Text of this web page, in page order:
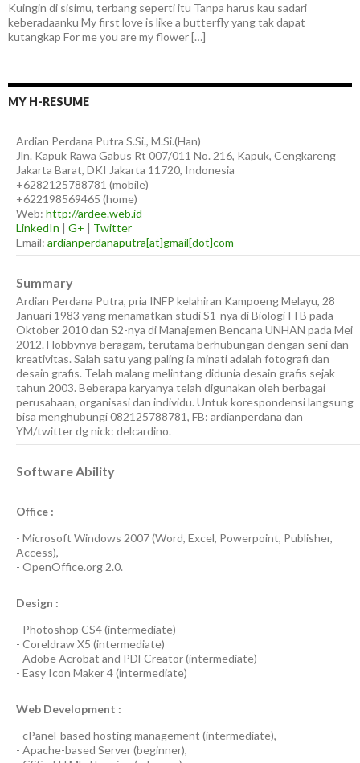
Kuingin di sisimu, terbang seperti itu Tanpa harus kau sadari
keberadaanku My first love is like a butterfly yang tak dapat
kutangkap For me you are my flower […]
MY H-RESUME
Ardian Perdana Putra S.Si., M.Si.(Han)
Jln. Kapuk Rawa Gabus Rt 007/011 No. 216, Kapuk, Cengkareng
Jakarta Barat, DKI Jakarta 11720, Indonesia
+6282125788781 (mobile)
+622198569465 (home)
Web: http://ardee.web.id
LinkedIn | G+ | Twitter
Email: ardianperdanaputra[at]gmail[dot]com
Summary
Ardian Perdana Putra, pria INFP kelahiran Kampoeng Melayu, 28
Januari 1983 yang menamatkan studi S1-nya di Biologi ITB pada
Oktober 2010 dan S2-nya di Manajemen Bencana UNHAN pada Mei
2012. Hobbynya beragam, terutama berhubungan dengan seni dan
kreativitas. Salah satu yang paling ia minati adalah fotografi dan
desain grafis. Telah malang melintang didunia desain grafis sejak
tahun 2003. Beberapa karyanya telah digunakan oleh berbagai
perusahaan, organisasi dan individu. Untuk korespondensi langsung
bisa menghubungi 082125788781, FB: ardianperdana dan
YM/twitter dg nick: delcardino.
Software Ability
Office :
- Microsoft Windows 2007(Word, Excel, Powerpoint, Publisher,
Access),
- OpenOffice.org 2.0.
Design :
- Photoshop CS4(intermediate)
- Coreldraw X5 (intermediate)
- Adobe Acrobat and PDFCreator(intermediate)
- Easy Icon Maker 4(intermediate)
Web Development :
- cPanel-based hosting management (intermediate),
- Apache-based Server(beginner),